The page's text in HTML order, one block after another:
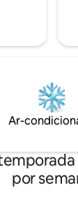
Ar-
por